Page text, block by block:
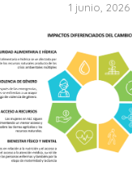
1 junio, 2026